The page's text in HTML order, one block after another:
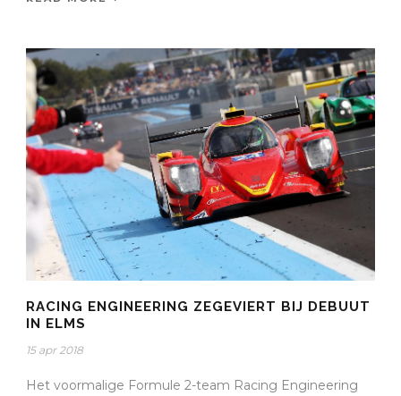
RACING ENGINEERING ZEGEVIERT BIJ DEBUUT
IN ELMS
15 apr 2018
Het voormalige Formule 2-team Racing Engineering